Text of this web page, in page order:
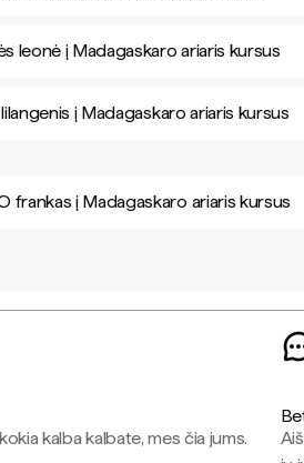
leonė į Madagaskaro ariaris kursus
į Madagaskaro ariaris kursus
frankas į Madagaskaro ariaris kursus
kalba kalbate, mes čia jums.